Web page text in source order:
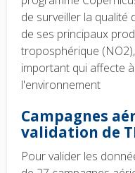
de surveiller la qualité
de ses principaux
troposphérique
important qui affecte
l'environnement
Campagnes
validation de
Pour valider les